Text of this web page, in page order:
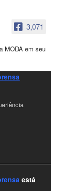
3,071
MODA em seu
está